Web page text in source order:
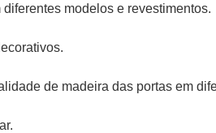
modelos e revestimentos.
de madeira das portas em